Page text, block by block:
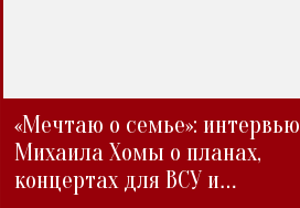
«Мечтаю о семье»: интервью
Михаила Хомы о планах,
концертах для ВСУ и